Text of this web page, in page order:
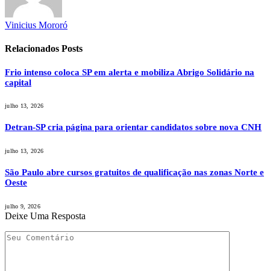
Vinicius Mororó
Relacionados Posts
Frio intenso coloca SP em alerta e mobiliza Abrigo Solidário na
capital
julho 13, 2026
Detran-SP cria página para orientar candidatos sobre nova CNH
julho 13, 2026
São Paulo abre cursos gratuitos de qualificação nas zonas Norte e
Oeste
julho 9, 2026
Deixe Uma Resposta